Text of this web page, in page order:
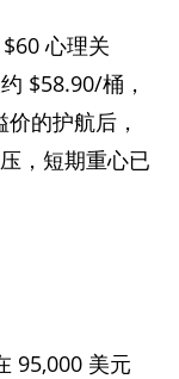
心理关
$58.90/桶，
的护航后，
，短期重心已
95,000 美元